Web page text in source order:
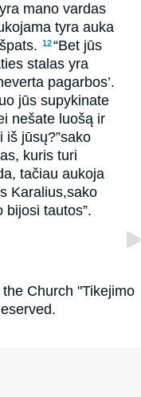
mano vardas
tyra auka
12“Bet jūs
stalas yra
pagarbos’.
jūs supykinate
nešate luošą ir
iš jūsų?”­sako
kuris turi
tačiau aukoja
Karalius,­sako
bijosi tautos”.
Church "Tikejimo